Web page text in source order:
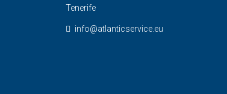
Tenerife
info@atlanticservice.eu